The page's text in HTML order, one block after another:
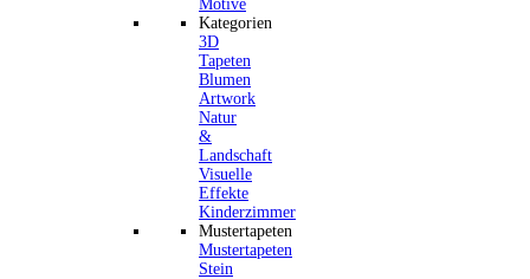
Motive
Kategorien
3D
Tapeten
Blumen
Artwork
Natur
&
Landschaft
Visuelle
Effekte
Kinderzimmer
Mustertapeten
Mustertapeten
Stein